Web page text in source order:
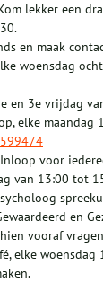
lekker een
en maak
woensdag
en 3e vrijdag
elke maandag
Inloop voor
van 13:00 tot
en
vooraf
elke